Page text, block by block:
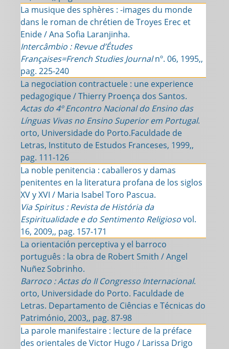
La musique des sphères : -images du monde
dans le roman de chrétien de Troyes Erec et
Enide / Ana Sofia Laranjinha.
Intercâmbio : Revue d’Études
Françaises=French Studies Journalnº. 06, 1995,,
pag. 225-240
La negociation contractuele : une experience
pedagogique / Thierry Proença dos Santos.
Actas do 4º Encontro Nacional do Ensino das
Línguas Vivas no Ensino Superior em Portugal.
orto, Universidade do Porto.Faculdade de
Letras, Instituto de Estudos Franceses, 1999,,
pag. 111-126
La noble penitencia : caballeros y damas
penitentes en la literatura profana de los siglos
XV y XVI / Maria Isabel Toro Pascua.
Via Spiritus : Revista de História da
Espiritualidade e do Sentimento Religiosovol.
16, 2009,, pag. 157-171
La orientación perceptiva y el barroco
português : la obra de Robert Smith / Angel
Nuñez Sobrinho.
Barroco : Actas do II Congresso Internacional.
orto, Universidade do Porto. Faculdade de
Letras. Departamento de Ciências e Técnicas do
Património, 2003,, pag. 87-98
La parole manifestaire : lecture de la préface
des orientales de Victor Hugo / Larissa Drigo